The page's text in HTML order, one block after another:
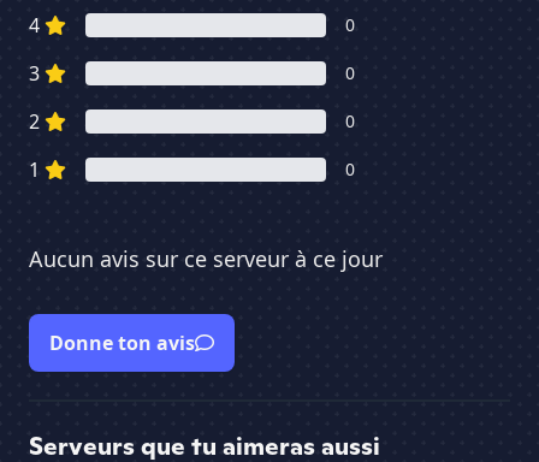
4 0
3 0
2 0
1 0
Aucun avis sur ce serveur à ce jour
Donne ton avis
Serveurs que tu aimeras aussi